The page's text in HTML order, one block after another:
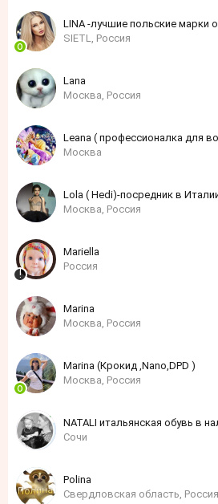
LINA -лучшие польские марки
SIETL, Россия
Lana
Москва, Россия
Leana ( профессионалка для
Москва
Lola ( Hedi)-посредник в
Москва, Россия
Mariella
Россия
Marina
Москва, Россия
Marina (Крокид ,Nano,DPD )
Москва, Россия
Сочи
Polina
Свердловская область, Россия